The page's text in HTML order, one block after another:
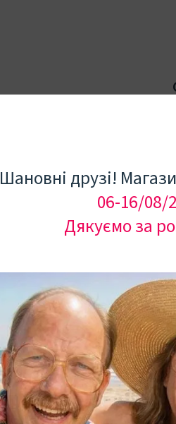
У
Шановні друзі!
06-16/08/
Дякуємо за